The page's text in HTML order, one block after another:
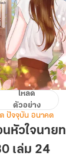
โหลด
ตัวอย่าง
ปัจจุบัน อนาคต
หัวใจนาย
เล่ม 24